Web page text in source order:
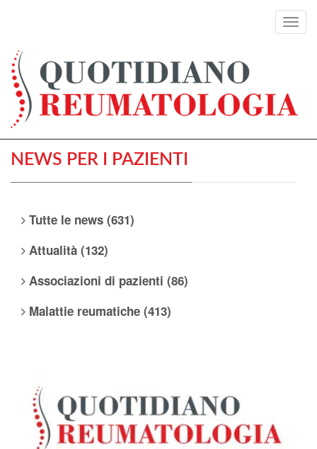
NEWS PER I PAZIENTI
Tutte le news (631)
Attualità (132)
Associazioni di pazienti (86)
Malattie reumatiche (413)